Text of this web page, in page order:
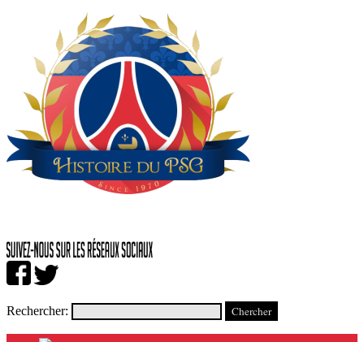
Rechercher: